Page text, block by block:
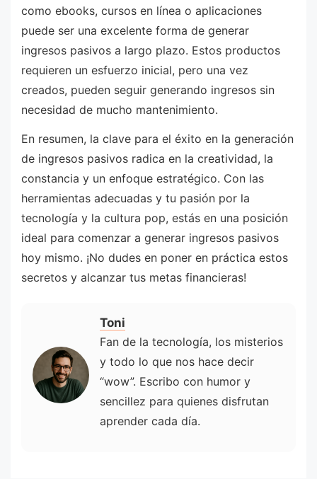
como ebooks, cursos en línea o aplicaciones
puede ser una excelente forma de generar
ingresos pasivos a largo plazo. Estos productos
requieren un esfuerzo inicial, pero una vez
creados, pueden seguir generando ingresos sin
necesidad de mucho mantenimiento.
En resumen, la clave para el éxito en la generación
de ingresos pasivos radica en la creatividad, la
constancia y un enfoque estratégico. Con las
herramientas adecuadas y tu pasión por la
tecnología y la cultura pop, estás en una posición
ideal para comenzar a generar ingresos pasivos
hoy mismo. ¡No dudes en poner en práctica estos
secretos y alcanzar tus metas financieras!
Toni
Fan de la tecnología, los misterios
y todo lo que nos hace decir
“wow”. Escribo con humor y
sencillez para quienes disfrutan
aprender cada día.